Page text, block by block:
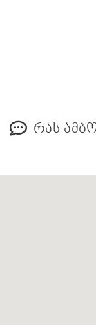
რას